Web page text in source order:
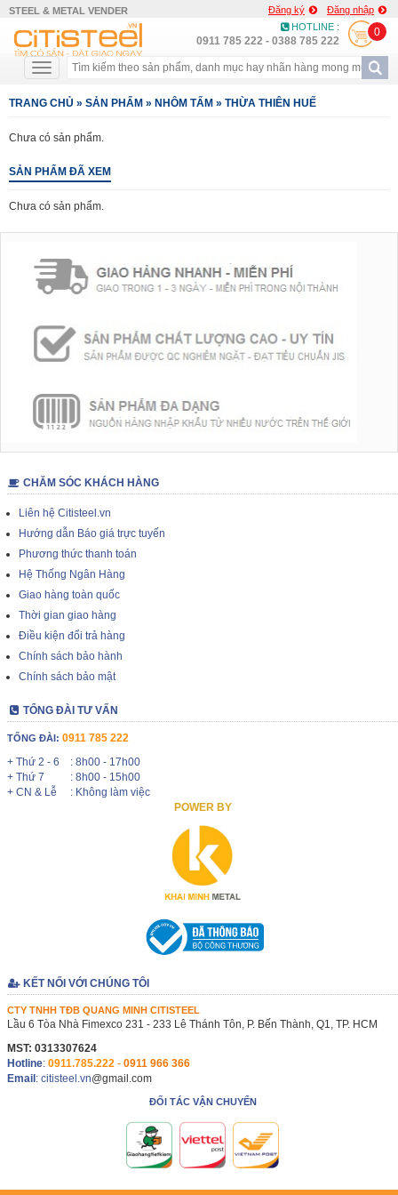
STEEL & METAL VENDER Đăng ký
Đăng nhập
HOTLINE :
0911 785 222 - 0388 785 222
0
TRANG CHỦ » SẢN PHẨM » NHÔM TẤM » THỪA THIÊN HUẾ
Chưa có sản phẩm.
SẢN PHẨM ĐÃ XEM
Chưa có sản phẩm.
CHĂM SÓC KHÁCH HÀNG
Liên hệ Citisteel.vn
Hướng dẫn Báo giá trực tuyến
Phương thức thanh toán
Hệ Thống Ngân Hàng
Giao hàng toàn quốc
Thời gian giao hàng
Điều kiện đổi trả hàng
Chính sách bảo hành
Chính sách bảo mật
TỔNG ĐÀI TƯ VẤN
TỔNG ĐÀI: 0911 785 222
+ Thứ 2 - 6
: 8h00 - 17h00
+ Thứ 7
: 8h00 - 15h00
+ CN & Lễ
: Không làm việc
POWER BY
KẾT NỐI VỚI CHÚNG TÔI
CTY TNHH TĐB QUANG MINH CITISTEEL
Lầu 6 Tòa Nhà Fimexco 231 - 233 Lê Thánh Tôn, P. Bến Thành, Q1, TP. HCM
MST: 0313307624
Hotline: 0911.785.222 - 0911 966 366
Email: citisteel.vn@gmail.com
ĐỐI TÁC VẬN CHUYỂN